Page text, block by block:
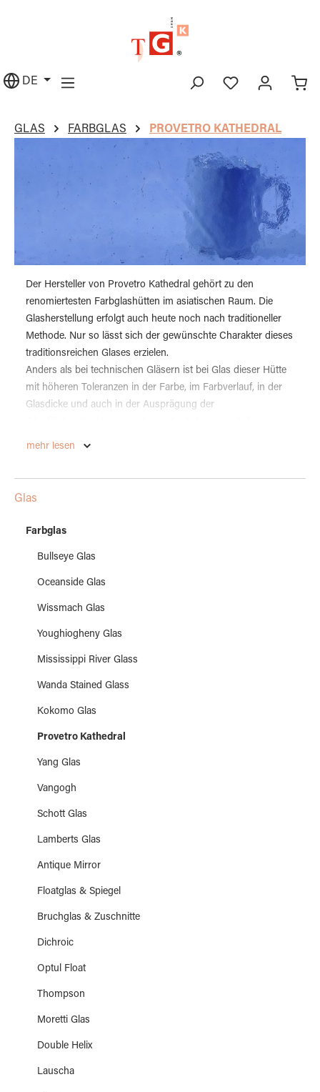
DE
GLAS FARBGLAS PROVETRO KATHEDRAL
Der Hersteller von Provetro Kathedral gehört zu den
renomiertesten Farbglashütten im asiatischen Raum. Die
Glasherstellung erfolgt auch heute noch nach traditioneller
Methode. Nur so lässt sich der gewünschte Charakter dieses
traditionsreichen Glases erzielen.
Anders als bei technischen Gläsern ist bei Glas dieser Hütte
mit höheren Toleranzen in der Farbe, im Farbverlauf, in der
Glasdicke und auch in der Ausprägung der
Spuren auf der Unterseite ( Rückseite ) von Trennmittel oder
Hinweis zu unseren Artikelbildern: Die Artikelbilder zeigen
indirekt beleuchtet dargestellt.
Unsere Artikelbilder stellen keine verbindliche
Monitoren oder Displays unterschiedlich dargestellt werden.
mehr lesen
Glas
Farbglas
Bullseye Glas
Oceanside Glas
Wissmach Glas
Youghiogheny Glas
Mississippi River Glass
Wanda Stained Glass
Kokomo Glas
Provetro Kathedral
Yang Glas
Vangogh
Schott Glas
Lamberts Glas
Antique Mirror
Floatglas & Spiegel
Bruchglas & Zuschnitte
Dichroic
Optul Float
Thompson
Moretti Glas
Double Helix
Lauscha